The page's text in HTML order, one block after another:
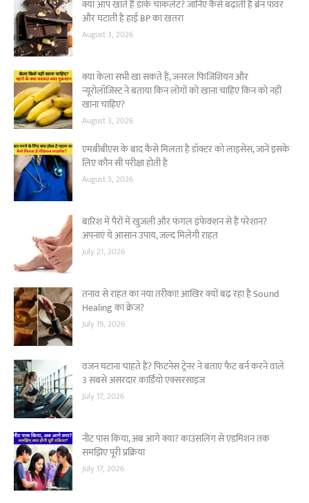
क्या आप खाते हैं डार्क चॉकलेट? जानिए कैसे बढ़ाती है ब्रेन पावर
और घटाती है हाई BP का खतरा
August 3, 2026
क्या केला सभी खा सकते हैं, जनरल फिजिशियन और
न्यूरोलॉजिस्ट ने बताया किन लोगों को खाना चाहिए किन को नहीं
खाना चाहिए?
August 3, 2026
एमबीबीएस के बाद कैसे मिलता है डॉक्टर को लाइसेंस, जानें इसके
लिए कौन सी परीक्षा होती है
August 3, 2026
बारिश में पैरों में खुजली और फंगल इंफेक्शन से हैं परेशान?
अपनाएं ये आसान उपाय, जल्द मिलेगी राहत
July 21, 2026
तनाव से राहत का नया तरीका! आखिर क्यों बढ़ रहा है Sound
Healing का क्रेज?
July 19, 2026
वजन घटाना चाहते हैं? फिटनेस ट्रेनर ने बताए फैट बर्न करने वाले
3 सबसे असरदार कार्डियो एक्सरसाइज
July 17, 2026
नीट पास किया, अब आगे क्या? काउंसलिंग से एडमिशन तक
समझिए पूरी प्रक्रिया
July 17, 2026